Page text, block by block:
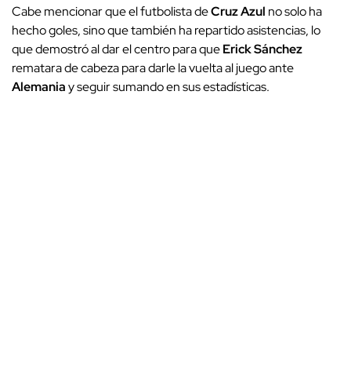
Cabe mencionar que el futbolista deCruz Azul no solo ha
hecho goles, sino que también ha repartido asistencias, lo
que demostró al dar el centro para queErick Sánchez
rematara de cabeza para darle la vuelta al juego ante
Alemaniay seguir sumando en sus estadísticas.